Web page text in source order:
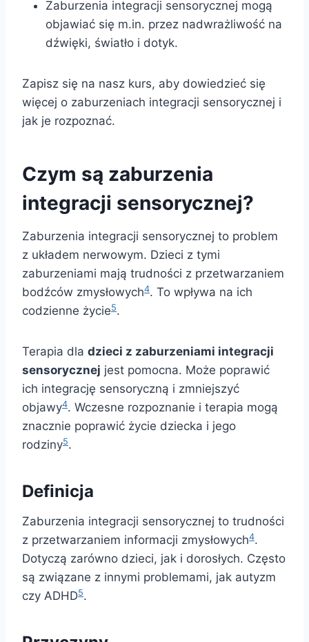
Zaburzenia integracji sensorycznej mogą
objawiać się m.in. przez nadwrażliwość na
dźwięki, światło i dotyk.
Zapisz się na nasz kurs, aby dowiedzieć się
więcej o zaburzeniach integracji sensorycznej i
jak je rozpoznać.
Czym są zaburzenia
integracji sensorycznej?
Zaburzenia integracji sensorycznej to problem
z układem nerwowym. Dzieci z tymi
zaburzeniami mają trudności z przetwarzaniem
bodźców zmysłowych4. To wpływa na ich
codzienne życie5.
Terapia dla dzieci z zaburzeniami integracji
sensorycznej jest pomocna. Może poprawić
ich integrację sensoryczną i zmniejszyć
objawy4. Wczesne rozpoznanie i terapia mogą
znacznie poprawić życie dziecka i jego
rodziny5.
Definicja
Zaburzenia integracji sensorycznej to trudności
z przetwarzaniem informacji zmysłowych4.
Dotyczą zarówno dzieci, jak i dorosłych. Często
są związane z innymi problemami, jak autyzm
czy ADHD5.